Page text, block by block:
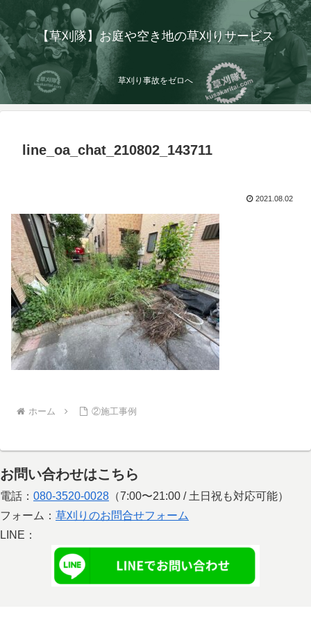
【草刈隊】お庭や空き地の草刈りサービス
草刈り事故をゼロへ
line_oa_chat_210802_143711
2021.08.02
ホーム ②施工事例
お問い合わせはこちら
電話： 080-3520-0028 （7:00〜21:00 / 土日祝も対応可能）
フォーム： 草刈りのお問合せフォーム
LINE：